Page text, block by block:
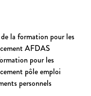
la formation pour les
AFDAS
pour les
pôle emploi
personnels